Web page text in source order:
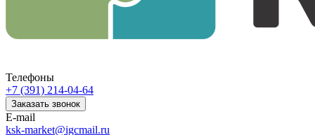
Телефоны
+7 (391) 214-04-64
Заказать звонок
E-mail
ksk-market@igcmail.ru